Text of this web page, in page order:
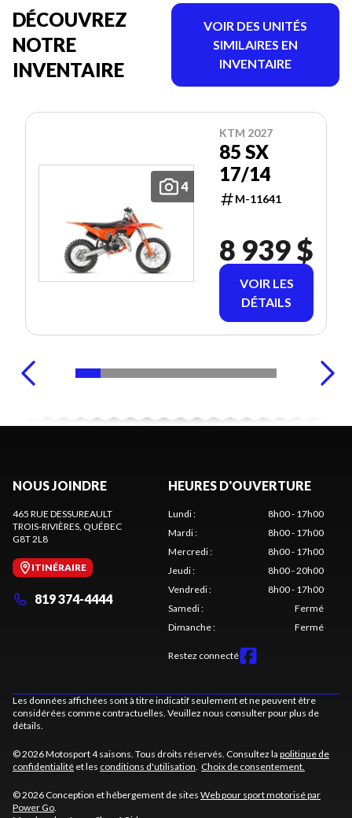
DÉCOUVREZ
NOTRE
INVENTAIRE
VOIR DES UNITÉS
SIMILAIRES EN
INVENTAIRE
4
KTM 2027
85 SX
17/14
M-11641
8 939 $
VOIR LES
DÉTAILS
NOUS JOINDRE
465 RUE DESSUREAULT
TROIS-RIVIÈRES , QUÉBEC
G8T 2L8
ITINÉRAIRE
819 374-4444
HEURES D'OUVERTURE
Lundi:
8h00 - 17h00
Mardi:
8h00 - 17h00
Mercredi:
8h00 - 17h00
Jeudi:
8h00 - 20h00
Vendredi:
8h00 - 17h00
Samedi:
Fermé
Dimanche: Fermé
Restez connecté
Les données affichées sont à titre indicatif seulement et ne peuvent être
considérées comme contractuelles. Veuillez nous consulter pour plus de
détails.
© 2026 Motosport 4 saisons. Tous droits réservés. Consultez la politique de
confidentialité et les conditions d'utilisation Choix de consentement.
© 2026 Conception et hébergement de sites Web pour sport motorisé par
Power Go